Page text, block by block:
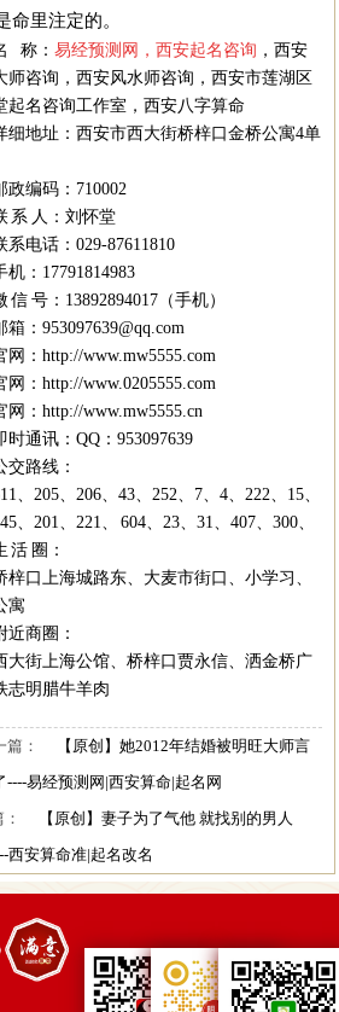
命里注定的。
称： 易经预测网 ， 西安起名咨询 ， 西安
师咨询 ， 西安风水师咨询 ， 西安市莲湖区
起名咨询工作室 ， 西安八字算命
细地址：西安市西大街桥梓口金桥公寓4单
政编码：710002
系 人：刘怀堂
系电话：029-87611810
机：17791814983
信 号：13892894017（手机）
箱： 953097639@qq.com
网： http://www.mw5555.com
网： http://www.0205555.com
网： http://www.mw5555.cn
时通讯：QQ：953097639
交路线：
、205、206、43、252、7、4、222、15、
、201、221、 604、23、31、407、300、
活 圈：
梓口上海城路东、大麦市街口、小学习、
寓
近商圈：
大街上海公馆、桥梓口贾永信、洒金桥广
志明腊牛羊肉
篇：
【原创】她2012年结婚被明旺大师言
----易经预测网|西安算命|起名网
【原创】妻子为了气他 就找别的男人
西安算命准|起名改名